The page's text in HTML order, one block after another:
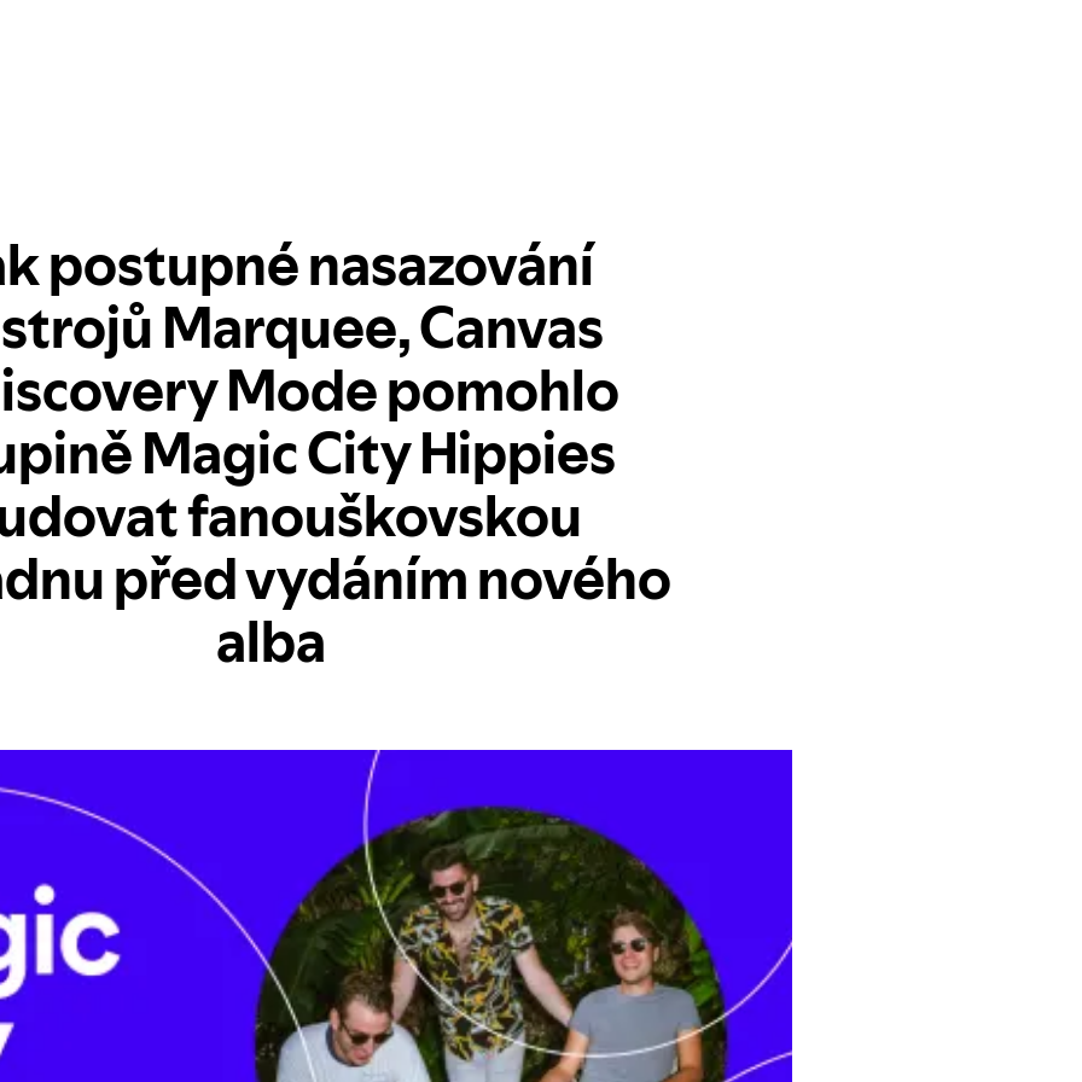
postupné nasazování
Marquee, Canvas
Mode pomohlo
Magic City Hippies
fanouškovskou
před vydáním nového
alba